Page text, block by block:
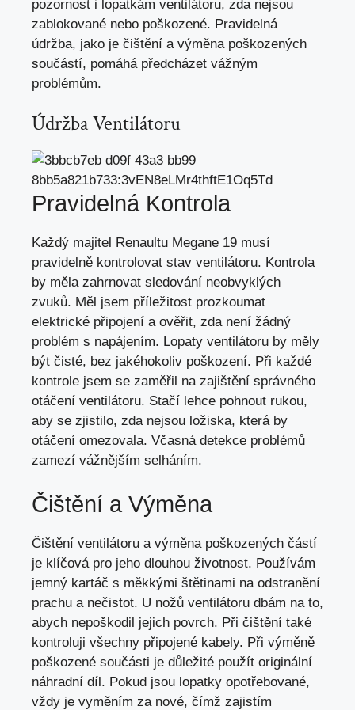
pozornost i lopatkám ventilátoru, zda nejsou
zablokované nebo poškozené. Pravidelná
údržba, jako je čištění a výměna poškozených
součástí, pomáhá předcházet vážným
problémům.
Údržba Ventilátoru
Pravidelná Kontrola
Každý majitel Renaultu Megane 19 musí
pravidelně kontrolovat stav ventilátoru. Kontrola
by měla zahrnovat sledování neobvyklých
zvuků. Měl jsem příležitost prozkoumat
elektrické připojení a ověřit, zda není žádný
problém s napájením. Lopaty ventilátoru by měly
být čisté, bez jakéhokoliv poškození. Při každé
kontrole jsem se zaměřil na zajištění správného
otáčení ventilátoru. Stačí lehce pohnout rukou,
aby se zjistilo, zda nejsou ložiska, která by
otáčení omezovala. Včasná detekce problémů
zamezí vážnějším selháním.
Čištění a Výměna
Čištění ventilátoru a výměna poškozených částí
je klíčová pro jeho dlouhou životnost. Používám
jemný kartáč s měkkými štětinami na odstranění
prachu a nečistot. U nožů ventilátoru dbám na to,
abych nepoškodil jejich povrch. Při čištění také
kontroluji všechny připojené kabely. Při výměně
poškozené součásti je důležité použít originální
náhradní díl. Pokud jsou lopatky opotřebované,
vždy je vyměním za nové, čímž zajistím